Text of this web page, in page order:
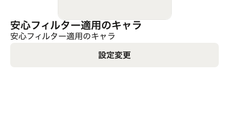
安心フィルター適用のキャラ
安心フィルター適用のキャラ
設定変更